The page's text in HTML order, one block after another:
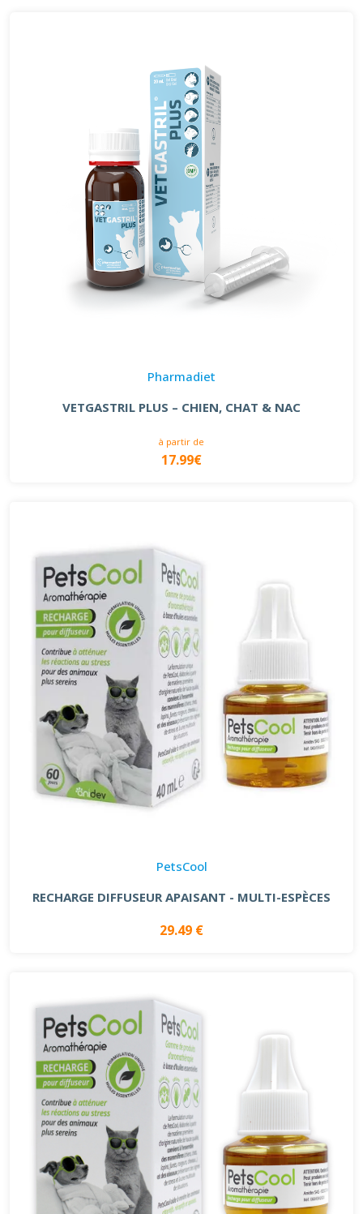
Pharmadiet
VETGASTRIL PLUS – CHIEN, CHAT & NAC
à partir de
17.99€
PetsCool
RECHARGE DIFFUSEUR APAISANT - MULTI-ESPÈCES
29.49 €